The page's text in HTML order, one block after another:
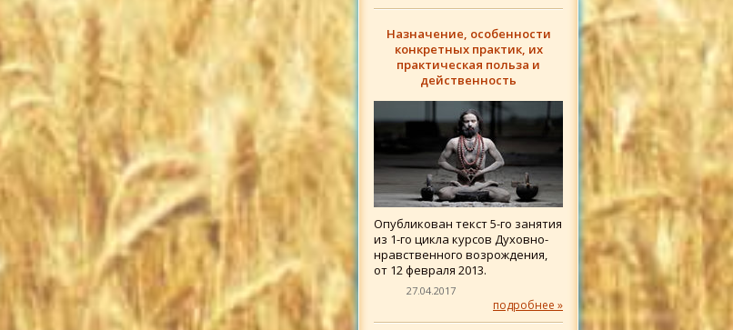
Назначение, особенности
конкретных практик, их
практическая польза и
действенность
Опубликован текст 5-го занятия
из 1-го цикла курсов Духовно-
нравственного возрождения,
от 12 февраля 2013.
27.04.2017
подробнее »